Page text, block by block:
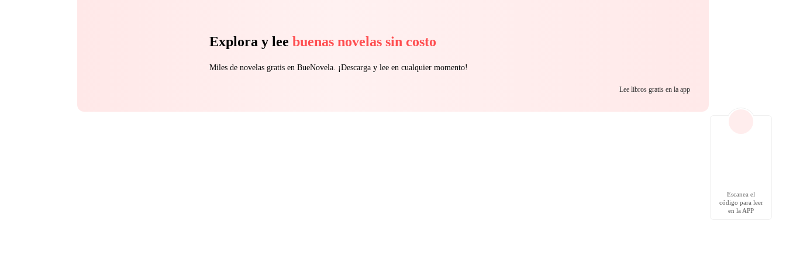
Explora y lee buenas novelas sin costo
Miles de novelas gratis en BueNovela. ¡Descarga y lee en cualquier momento!
Lee libros gratis en la app
Escanea el
código para leer
en la APP